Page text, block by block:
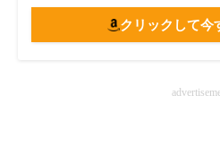
クリックして今